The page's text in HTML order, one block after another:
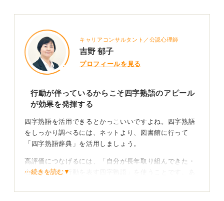
したら「これを言うと相手がどう感じるかを想像できな
たとえば大胆不敵とか、以心伝心、一期一会など、比較
的認知度が高く、聞けばほとんどの人がわかる四字熟語
であれば良いのですが、「ん……？ それってどういう意
味？」となるような難しいものは、いくら自分のことを
は自己満足でしかありません。
だわりすぎて相手に対するわかりやすさを失うのは本末
転倒です。先に挙げたやり方で四字熟語を探してみて、
適切だと思えるものがなければ短い文で表現するという
選択肢も残しておいてはいかがでしょうか。
最後に、四字熟語を使って自己PRをする際、高評価をも
キャリアコンサルタント／公認心理師
吉野 郁子
プロフィールを見る
行動が伴っているからこそ四字熟語のアピール
が効果を発揮する
四字熟語を活用できるとかっこいいですよね。四字熟語
をしっかり調べるには、ネットより、図書館に行って
「四字熟語辞典」を活用しましょう。
高評価につなげるには、「自分が長年取り組んできた・
心掛けてきた行動を表す四字熟語」を使うことです。あ
して四字熟語を活用するのです。
⋯続きを読む▼